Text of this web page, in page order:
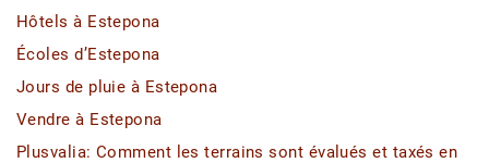
Hôtels à Estepona
Écoles d’Estepona
Jours de pluie à Estepona
Vendre à Estepona
Plusvalia: Comment les terrains sont évalués et taxés en